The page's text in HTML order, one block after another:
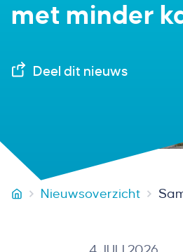
met minder
Deel dit nieuws
Smeets Vastgoedservice
Nieuwsoverzicht